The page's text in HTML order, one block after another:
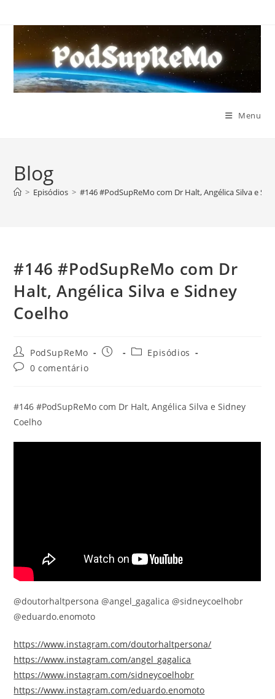
para
conteúdo
Menu
Blog
> Episódios > #146 #PodSupReMo com Dr Halt, Angélica Silva e
#146 #PodSupReMo com Dr
Halt, Angélica Silva e Sidney
Coelho
Autor
do
post:
PodSupReMo
Post
Categoria
Episódios
Comentários
0 comentário
#146 #PodSupReMo com Dr Halt, Angélica Silva e Sidney
Coelho
@doutorhaltpersona @angel_gagalica @sidneycoelhobr
@eduardo.enomoto
https://www.instagram.com/doutorhaltpersona/
https://www.instagram.com/angel_gagalica
https://www.instagram.com/sidneycoelhobr
https://www.instagram.com/eduardo.enomoto